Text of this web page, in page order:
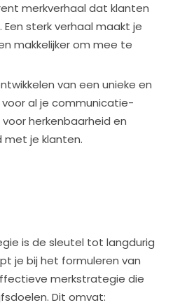
merkverhaal dat klanten
sterk verhaal maakt je
makkelijker om mee te
van een unieke en
al je communicatie-
herkenbaarheid en
je klanten.
is de sleutel tot langdurig
je bij het formuleren van
merkstrategie die
Dit omvat: